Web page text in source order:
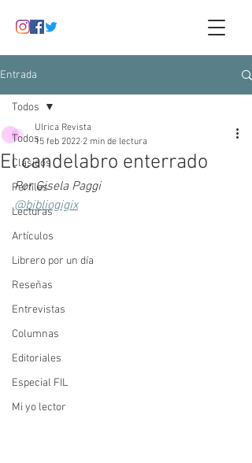
Entrada
Todos
Clásicos
Perfiles
Lecturas
Artículos
Librero por un día
Reseñas
Entrevistas
Columnas
Editoriales
Especial FIL
Mi yo lector
Todos
El candelabro enterrado
Ulrica Revista
15 feb 2022 2 min de lectura
Por Gisela Paggi
@bibliogigix